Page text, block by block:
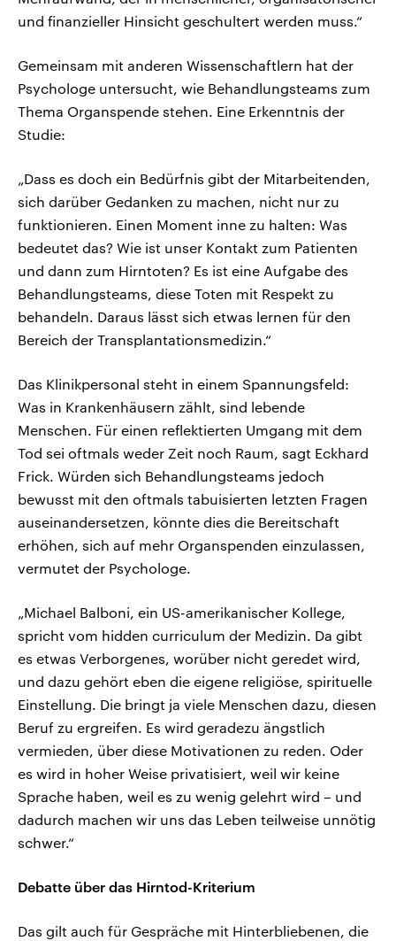
und finanzieller Hinsicht geschultert werden muss.“
Gemeinsam mit anderen Wissenschaftlern hat der
Psychologe untersucht, wie Behandlungsteams zum
Thema Organspende stehen. Eine Erkenntnis der
Studie:
„Dass es doch ein Bedürfnis gibt der Mitarbeitenden,
sich darüber Gedanken zu machen, nicht nur zu
funktionieren. Einen Moment inne zu halten: Was
bedeutet das? Wie ist unser Kontakt zum Patienten
und dann zum Hirntoten? Es ist eine Aufgabe des
Behandlungsteams, diese Toten mit Respekt zu
behandeln. Daraus lässt sich etwas lernen für den
Bereich der Transplantationsmedizin.“
Das Klinikpersonal steht in einem Spannungsfeld:
Was in Krankenhäusern zählt, sind lebende
Menschen. Für einen reflektierten Umgang mit dem
Tod sei oftmals weder Zeit noch Raum, sagt Eckhard
Frick. Würden sich Behandlungsteams jedoch
bewusst mit den oftmals tabuisierten letzten Fragen
auseinandersetzen, könnte dies die Bereitschaft
erhöhen, sich auf mehr Organspenden einzulassen,
vermutet der Psychologe.
„Michael Balboni, ein US-amerikanischer Kollege,
spricht vom hidden curriculum der Medizin. Da gibt
es etwas Verborgenes, worüber nicht geredet wird,
und dazu gehört eben die eigene religiöse, spirituelle
Einstellung. Die bringt ja viele Menschen dazu, diesen
Beruf zu ergreifen. Es wird geradezu ängstlich
vermieden, über diese Motivationen zu reden. Oder
es wird in hoher Weise privatisiert, weil wir keine
Sprache haben, weil es zu wenig gelehrt wird – und
dadurch machen wir uns das Leben teilweise unnötig
schwer.“
Debatte über das Hirntod-Kriterium
Das gilt auch für Gespräche mit Hinterbliebenen, die